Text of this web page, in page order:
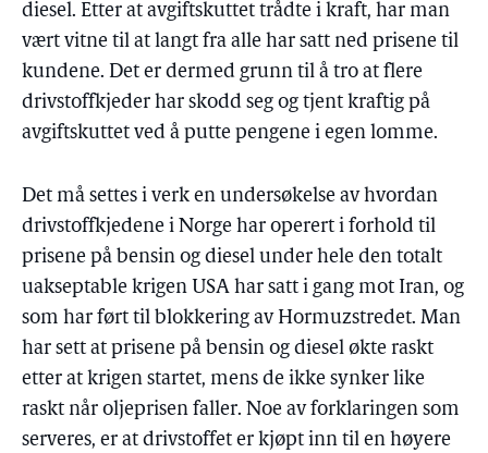
diesel. Etter at avgiftskuttet trådte i kraft, har man
vært vitne til at langt fra alle har satt ned prisene til
kundene. Det er dermed grunn til å tro at flere
drivstoffkjeder har skodd seg og tjent kraftig på
avgiftskuttet ved å putte pengene i egen lomme.
Det må settes i verk en undersøkelse av hvordan
drivstoffkjedene i Norge har operert i forhold til
prisene på bensin og diesel under hele den totalt
uakseptable krigen USA har satt i gang mot Iran, og
som har ført til blokkering av Hormuzstredet. Man
har sett at prisene på bensin og diesel økte raskt
etter at krigen startet, mens de ikke synker like
raskt når oljeprisen faller. Noe av forklaringen som
serveres, er at drivstoffet er kjøpt inn til en høyere